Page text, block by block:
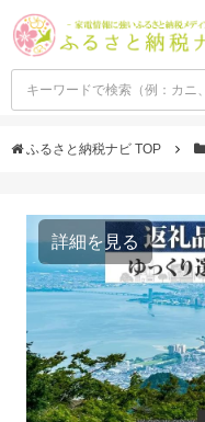
ふるさと納税ナビ TOP
詳細を見る